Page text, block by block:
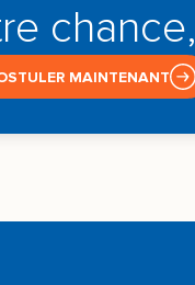
chance,
MAINTENANT